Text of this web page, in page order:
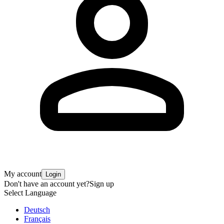
My account Login
Don't have an account yet?Sign up
Select Language
Deutsch
Français